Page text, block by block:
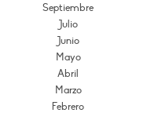
Septiembre
Julio
Junio
Mayo
Abril
Marzo
Febrero